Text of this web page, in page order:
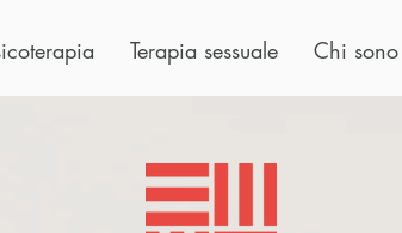
Terapia sessuale Chi sono